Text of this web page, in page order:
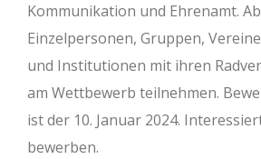
Kommunikation und Ehrenamt.
Einzelpersonen, Gruppen,
und Institutionen mit ihren
am Wettbewerb teilnehmen.
ist der 10. Januar 2024.
bewerben.